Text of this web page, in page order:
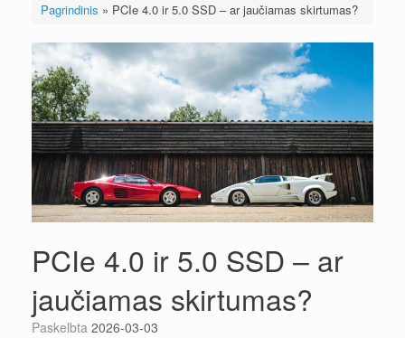
Pagrindinis » PCIe 4.0 ir 5.0 SSD – ar jaučiamas skirtumas?
PCIe 4.0 ir 5.0 SSD – ar
jaučiamas skirtumas?
Paskelbta 2026-03-03